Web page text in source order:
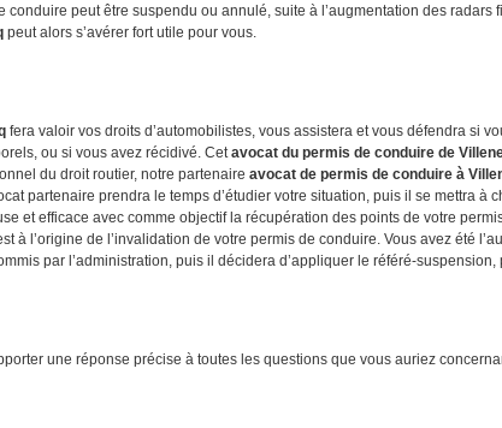
peut être suspendu ou annulé, suite à l’augmentation des radars
peut alors s’avérer fort utile pour vous.
fera valoir vos droits d’automobilistes, vous assistera et vous défendra si
ou si vous avez récidivé. Cetavocat du permis de conduire de
du droit routier, notre partenaire avocat de permis de conduire à
partenaire prendra le temps d’étudier votre situation, puis il se mettra
et efficace avec comme objectif la récupération des points de votre
à l’origine de l’invalidation de votre permis de conduire. Vous avez été
par l’administration, puis il décidera d’appliquer le référé-
une réponse précise à toutes les questions que vous auriez